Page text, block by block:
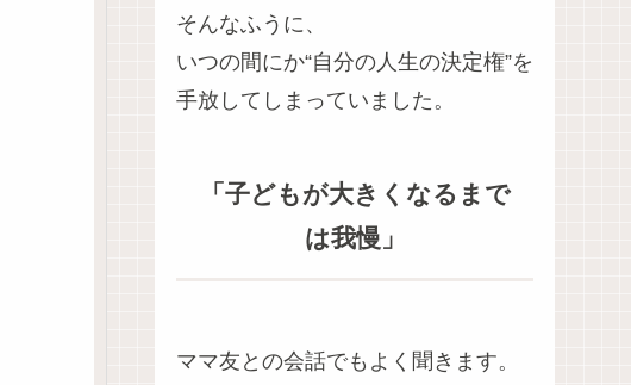
そんなふうに、
いつの間にか“自分の人生の決定権”を
手放してしまっていました。
「子どもが大きくなるまで
は我慢」
ママ友との会話でもよく聞きます。